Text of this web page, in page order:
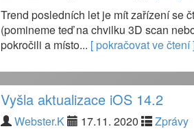
Trend posledních let je mít zařízení se
(pomineme teď na chvilku 3D scan
pokročili a místo... [ pokračovat ve čtení
Vyšla aktualizace iOS 14.2
Webster.K 17.11. 2020
Zprávy